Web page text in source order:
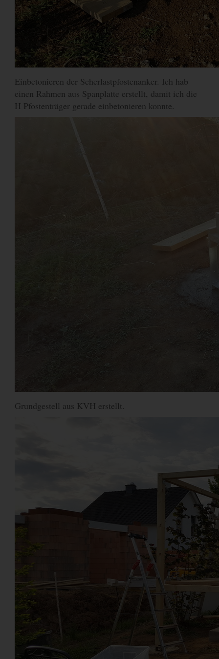
Einbetonieren der Scherlastpfostenanker. Ich hab
einen Rahmen aus Spanplatte erstellt, damit ich die
H Pfostenträger gerade einbetonieren konnte.
Grundgestell aus KVH erstellt.